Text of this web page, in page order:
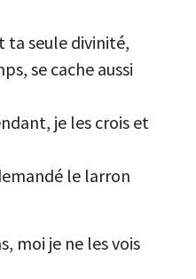
ta seule divinité,
se cache aussi
je les crois et
le larron
moi je ne les vois